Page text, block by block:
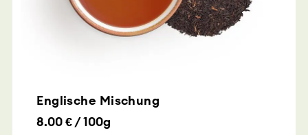
Englische Mischung
8.00 € / 100g